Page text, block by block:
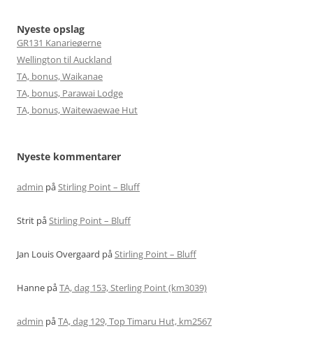
Nyeste opslag
GR131 Kanarieøerne
Wellington til Auckland
TA, bonus, Waikanae
TA, bonus, Parawai Lodge
TA, bonus, Waitewaewae Hut
Nyeste kommentarer
admin på Stirling Point – Bluff
Strit på Stirling Point – Bluff
Jan Louis Overgaard på Stirling Point – Bluff
Hanne påTA, dag 153, Sterling Point (km3039)
admin påTA, dag 129, Top Timaru Hut, km2567